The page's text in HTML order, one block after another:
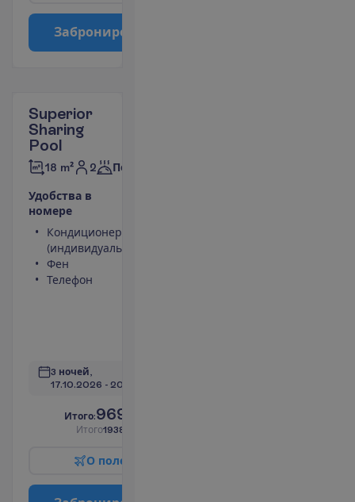
Заброниро
Superior
Sharing
Pool
18 m² 2 Полупансион
Удобства в
номере
Кондиционер
(индивидуальный)
Фен
Телефон
3 ночей,
17.10.2026 - 20.10.2026
Итого:969.00
Итого1938.00
О поле